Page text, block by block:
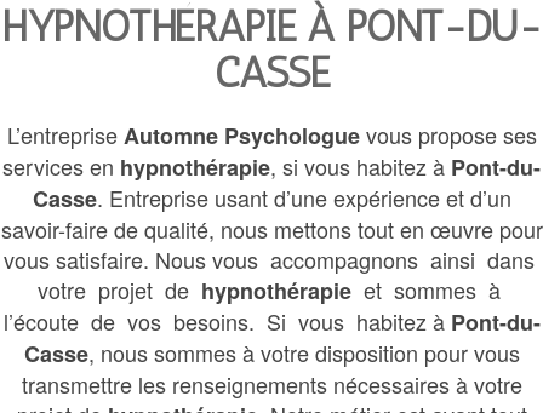
HYPNOTHÉRAPIE À PONT-DU-
CASSE
L’entrepriseAutomne Psychologuevous propose ses
services en hypnothérapie, si vous habitez à Pont-du-
Casse. Entreprise usant d’une expérience et d’un
savoir-faire de qualité, nous mettons tout en œuvre pour
vous satisfaire. Nous vous accompagnons ainsi dans
votre projet de hypnothérapieet sommes à
l’écoute de vos besoins. Si vous habitez à Pont-du-
Casse, nous sommes à votre disposition pour vous
transmettre les renseignements nécessaires à votre